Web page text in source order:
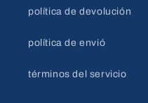
política de devolución
política de envió
términos del servicio